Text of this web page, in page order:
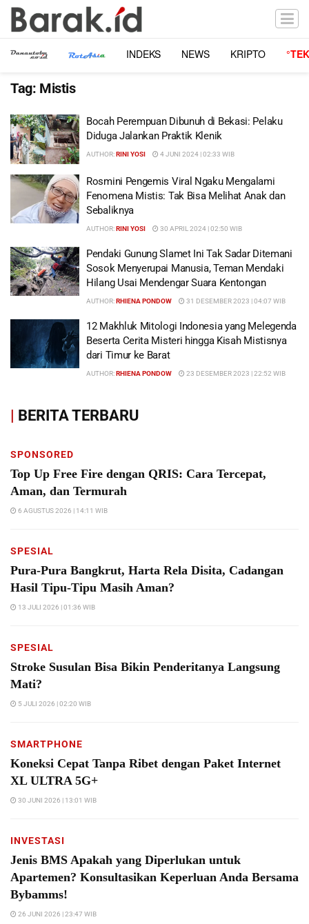
INDEKS NEWS KRIPTO
Tag: Mistis
Bocah Perempuan Dibunuh di Bekasi: Pelaku
Diduga Jalankan Praktik Klenik
AUTHOR:RINI YOSI 4 JUNI 2024 | 02:33 WIB
Rosmini Pengemis Viral Ngaku Mengalami
Fenomena Mistis: Tak Bisa Melihat Anak dan
Sebaliknya
AUTHOR:RINI YOSI 30 APRIL 2024 | 02:50 WIB
Pendaki Gunung Slamet Ini Tak Sadar Ditemani
Sosok Menyerupai Manusia, Teman Mendaki
Hilang Usai Mendengar Suara Kentongan
AUTHOR:RHIENA PONDOW 31 DESEMBER 2023 | 04:07 WIB
12 Makhluk Mitologi Indonesia yang Melegenda
Beserta Cerita Misteri hingga Kisah Mistisnya
dari Timur ke Barat
AUTHOR:RHIENA PONDOW 23 DESEMBER 2023 | 22:52 WIB
| BERITA TERBARU
SPONSORED
Top Up Free Fire dengan QRIS: Cara Tercepat,
Aman, dan Termurah
6 AGUSTUS 2026 | 14:11 WIB
SPESIAL
Pura-Pura Bangkrut, Harta Rela Disita, Cadangan
Hasil Tipu-Tipu Masih Aman?
13 JULI 2026 | 01:36 WIB
SPESIAL
Stroke Susulan Bisa Bikin Penderitanya Langsung
Mati?
5 JULI 2026 | 02:20 WIB
SMARTPHONE
Koneksi Cepat Tanpa Ribet dengan Paket Internet
XL ULTRA 5G+
30 JUNI 2026 | 13:01 WIB
INVESTASI
Jenis BMS Apakah yang Diperlukan untuk
Apartemen? Konsultasikan Keperluan Anda Bersama
Bybamms!
26 JUNI 2026 | 23:47 WIB